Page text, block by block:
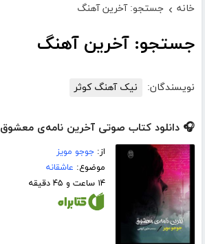
خانه › جستجو: آخرین آهنگ
جستجو: آخرین آهنگ
نویسندگان: نیک آهنگ کوثر
🎧 دانلود کتاب صوتی آخرین نامه‌ی معشوق
از:جوجو مویز
موضوع: عاشقانه
۱۴ ساعت و ۴۵ دقیقه